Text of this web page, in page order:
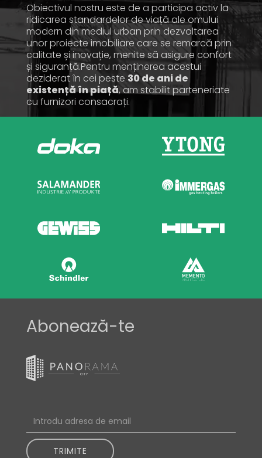
Obiectivul nostru este de a participa activ la
ridicarea standardelor de viață ale omului
modern din mediul urban prin dezvoltarea
unor proiecte imobiliare care se remarcă prin
calitate și inovație, menite să asigure confort
și siguranță.Pentru menținerea acestui
deziderat în cei peste 30 de ani de
existență în piață, am stabilit parteneriate
cu furnizori consacrați.
Abonează-te
TRIMITE